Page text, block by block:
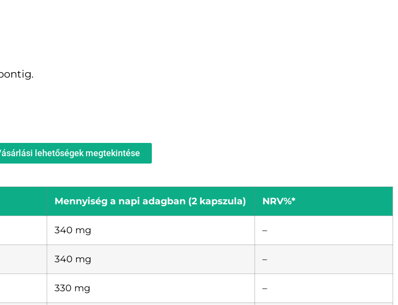
lehetőségek megtekintése
Mennyiség a napi adagban (2 kapszula) NRV%*
340 mg –
340 mg –
330 mg –